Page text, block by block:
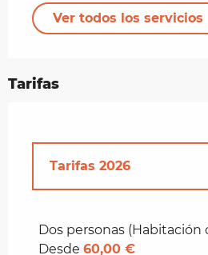
Ver todos los servicios
Tarifas
Tarifas 2026
Dos personas (Habitación
Desde 60,00 €